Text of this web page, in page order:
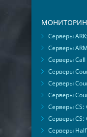
Серверы
Серверы
Серверы Call
Серверы
Серверы
Серверы
Серверы CS:
Серверы CS:
Серверы Half